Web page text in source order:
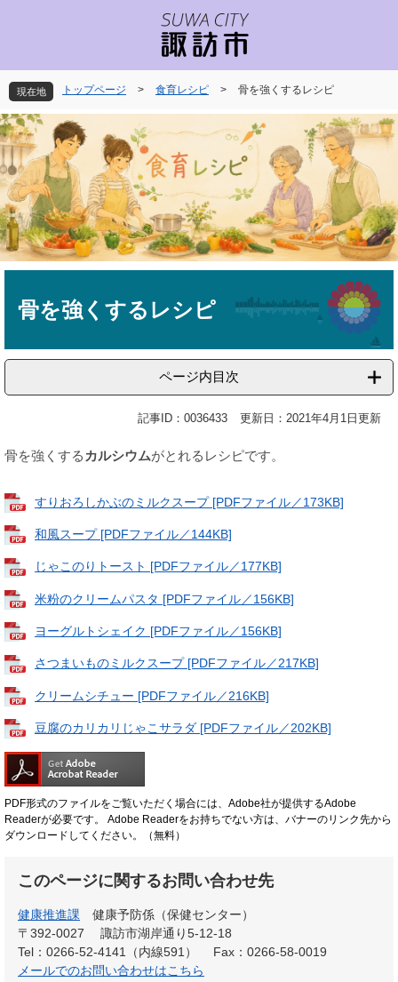
先
頭
で
す
。
を
飛
ば
し
て
本
文
へ
現在地 トップページ > 食育レシピ > 骨を強くするレシピ
骨を強くするレシピ
ページ内目次
記事ID：0036433 更新日：2021年4月1日更新
骨を強くする カルシウムがとれるレシピです。
すりおろしかぶのミルクスープ [PDFファイル／173KB]
和風スープ [PDFファイル／144KB]
じゃこのりトースト [PDFファイル／177KB]
米粉のクリームパスタ [PDFファイル／156KB]
ヨーグルトシェイク [PDFファイル／156KB]
さつまいものミルクスープ [PDFファイル／217KB]
クリームシチュー [PDFファイル／216KB]
豆腐のカリカリじゃこサラダ [PDFファイル／202KB]
PDF形式のファイルをご覧いただく場合には、Adobe社が提供するAdobe
Readerが必要です。
Adobe Readerをお持ちでない方は、バナーのリンク先から
ダウンロードしてください。（無料）
このページに関するお問い合わせ先
健康推進課
健康予防係（保健センター）
〒392-0027
諏訪市湖岸通り5-12-18
Tel：0266-52-4141（内線591）
Fax：0266-58-0019
メールでのお問い合わせはこちら